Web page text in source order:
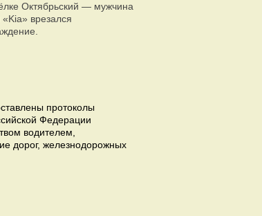
Октябрьский — мужчина
врезался
протоколы
Федерации
водителем,
дорог, железнодорожных